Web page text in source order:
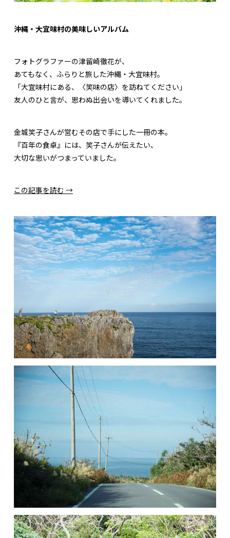
沖縄・大宜味村の美味しいアルバム
フォトグラファーの津留崎徹花が、
あてもなく、ふらりと旅した沖縄・大宜味村。
「大宜味村にある、〈笑味の店〉を訪ねてください」
友人のひと言が、思わぬ出会いを導いてくれました。
金城笑子さんが営むその店で手にした一冊の本。
『百年の食卓』には、笑子さんが伝えたい、
大切な思いがつまっていました。
この記事を読む →